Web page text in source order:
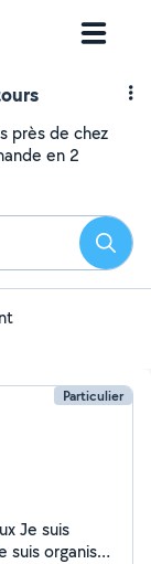
près de chez
en 2
Particulier